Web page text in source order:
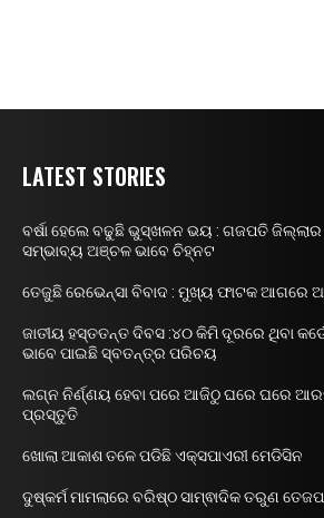
LATEST STORIES
ବର୍ଷା ହେଲେ ବଢୁଛି ଭୁସ୍ଖଳନ ଭୟ : ଗଜପତି
ସମ୍ଭାବ୍ୟ ଅଞ୍ଚଳ ଭାବେ ଚିହ୍ନଟ
ତେଜୁଛି ରେଭେନ୍ସା ବିବାଦ : ମୁଖ୍ୟ ଫାଟକ ଆଗରେ
ଜାତୀୟ ହସ୍ତତନ୍ତ ଦିବସ :୪୦ କିମି ଦୂରରେ ଥିବା
ଭାବେ ପାଇଛି ସ୍ବତନ୍ତ୍ର ପରିଚୟ
ଲଗ୍ନ ନିର୍ଣ୍ଣୟ ହେବା ପରେ ଆଜିଠୁ ଘରେ ଘରେ
ପ୍ରସ୍ତୁତି
ଖୋଲା ଆକାଶ ତଳେ ପଡିଛି ଏକ୍ସପାଏରୀ ମେଡିସିନ
ଦୁଷ୍କର୍ମ ମାମଲାରେ ବରିଷ୍ଠ ସାମ୍ଵାଦିକ ତରୁଣ